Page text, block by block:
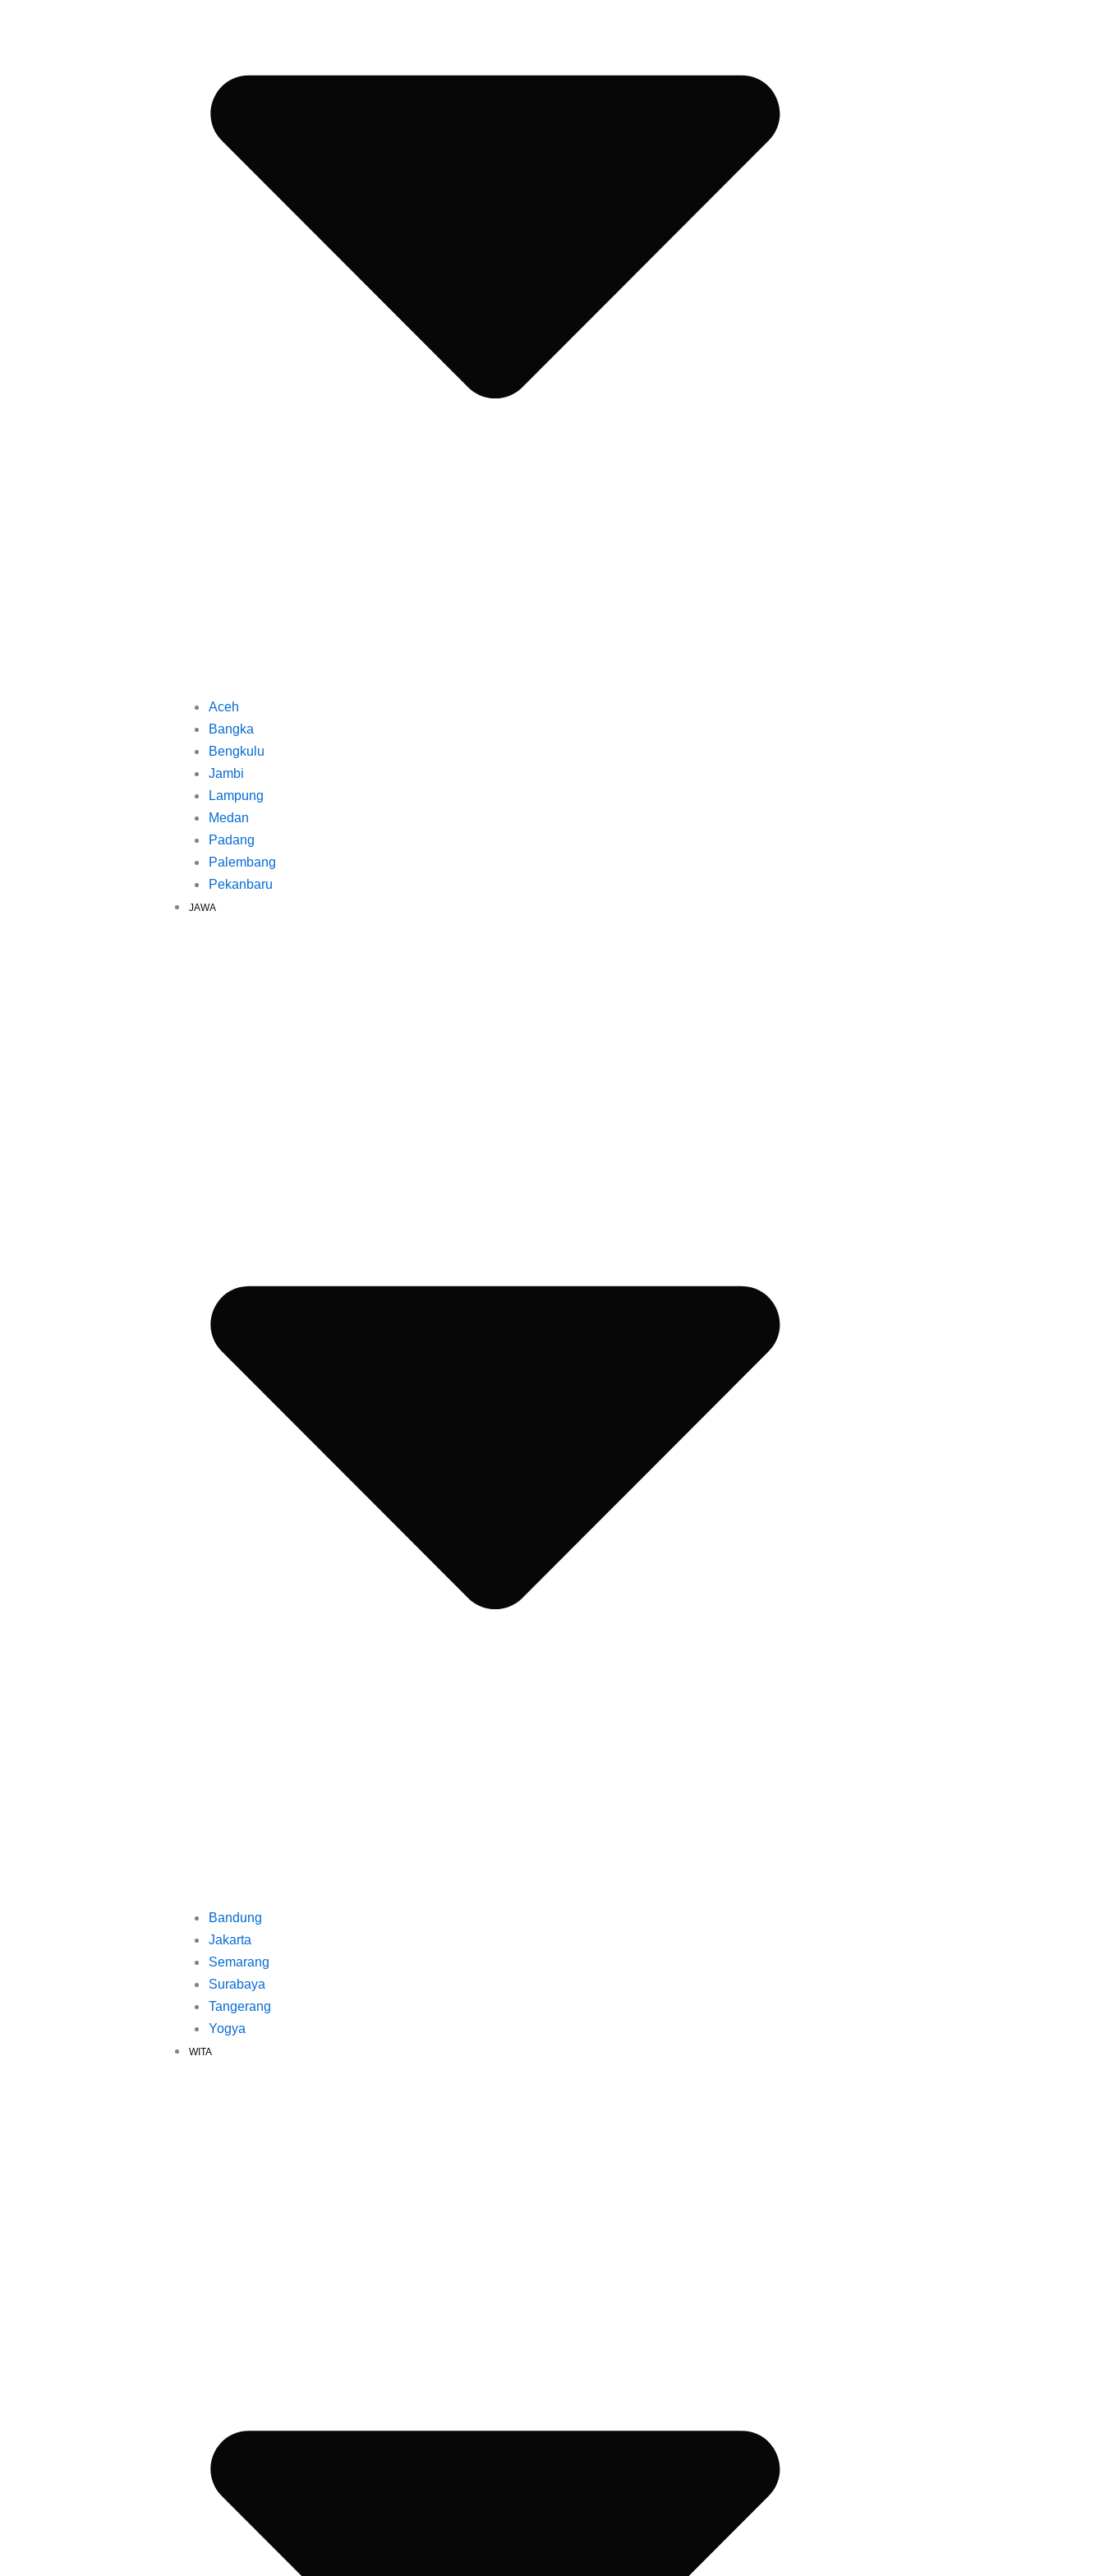
Aceh
Bangka
Bengkulu
Jambi
Lampung
Medan
Padang
Palembang
Pekanbaru
JAWA
Bandung
Jakarta
Semarang
Surabaya
Tangerang
Yogya
WITA